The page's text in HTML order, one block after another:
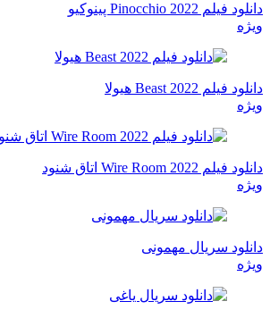
دانلود فیلم Pinocchio 2022 پینوکیو
ویژه
دانلود فیلم Beast 2022 هیولا
ویژه
دانلود فیلم Wire Room 2022 اتاق شنود
ویژه
دانلود سریال مهمونی
ویژه